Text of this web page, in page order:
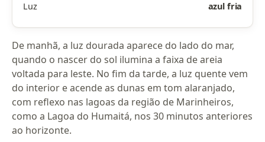
Luz
azul fria
De manhã, a luz dourada aparece do lado do mar,
quando o nascer do sol ilumina a faixa de areia
voltada para leste. No fim da tarde, a luz quente vem
do interior e acende as dunas em tom alaranjado,
com reflexo nas lagoas da região de Marinheiros,
como a Lagoa do Humaitá, nos 30 minutos anteriores
ao horizonte.